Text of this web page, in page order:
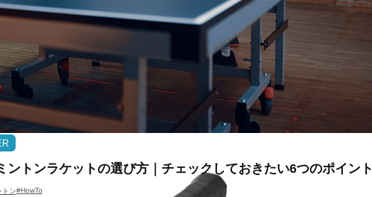
ントンラケットの選び方｜チェックしておきたい6つのポイント
トン#HowTo